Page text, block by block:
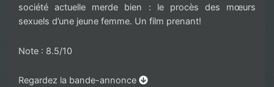
société actuelle merde bien : le procès des mœurs
sexuels d’une jeune femme. Un film prenant!
Note : 8.5/10
Regardez la bande-annonce